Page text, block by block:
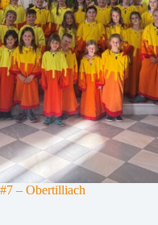
– Obertilliach